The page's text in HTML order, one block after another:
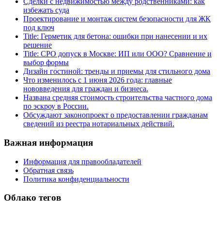
избежать суда
Проектирование и монтаж систем безопасности для ЖК
под ключ
Title: Герметик для бетона: ошибки при нанесении и их
решение
Title: СРО допуск в Москве: ИП или ООО? Сравнение и
выбор формы
Дизайн гостиной: тренды и приемы для стильного дома
Что изменилось с 1 июня 2026 года: главные
нововведения для граждан и бизнеса.
Названа средняя стоимость строительства частного дома
по эскроу в России.
Обсуждают законопроект о предоставлении гражданам
сведений из реестра нотариальных действий.
Важная информация
Информация для правообладателей
Обратная связь
Политика конфиденциальности
Облако тегов